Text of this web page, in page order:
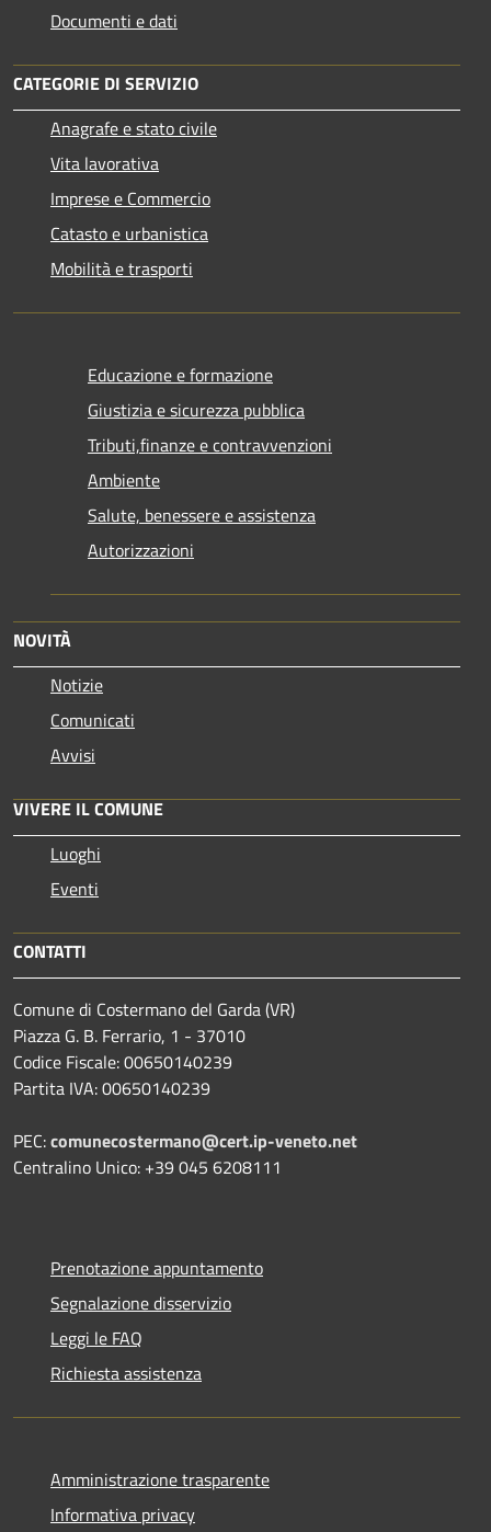
Documenti e dati
CATEGORIE DI SERVIZIO
Anagrafe e stato civile
Vita lavorativa
Imprese e Commercio
Catasto e urbanistica
Mobilità e trasporti
Educazione e formazione
Giustizia e sicurezza pubblica
Tributi,finanze e contravvenzioni
Ambiente
Salute, benessere e assistenza
Autorizzazioni
NOVITÀ
Notizie
Comunicati
Avvisi
VIVERE IL COMUNE
Luoghi
Eventi
CONTATTI
Comune di Costermano del Garda (VR)
Piazza G. B. Ferrario, 1 - 37010
Codice Fiscale: 00650140239
Partita IVA: 00650140239
PEC:comunecostermano@cert.ip-veneto.net
Centralino Unico: +39 045 6208111
Prenotazione appuntamento
Segnalazione disservizio
Leggi le FAQ
Richiesta assistenza
Amministrazione trasparente
Informativa privacy